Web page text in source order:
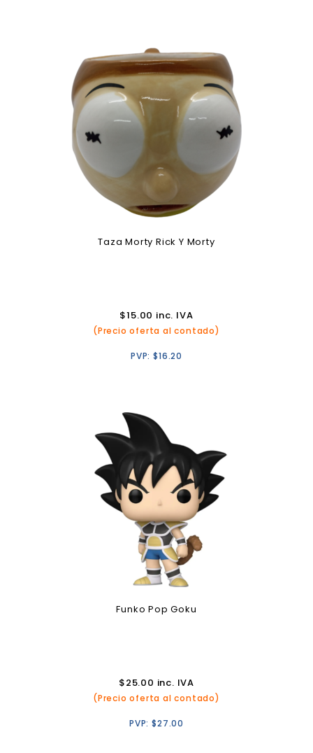
Taza Morty Rick Y Morty
$15.00 inc. IVA
(Precio oferta al contado)
PVP:$16.20
Funko Pop Goku
$25.00 inc. IVA
(Precio oferta al contado)
PVP:$27.00